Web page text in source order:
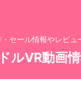
セール情報やレビュ
ルVR動画